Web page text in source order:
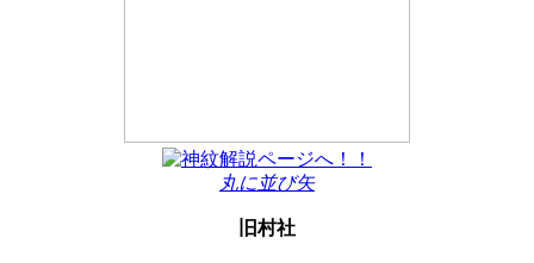
丸に並び矢
旧村社